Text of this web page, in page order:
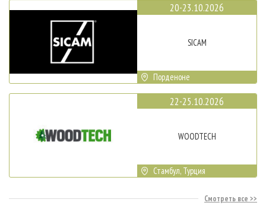
20-23.10.2026
SICAM
Порденоне
22-25.10.2026
WOODTECH
Стамбул, Турция
Смотреть все